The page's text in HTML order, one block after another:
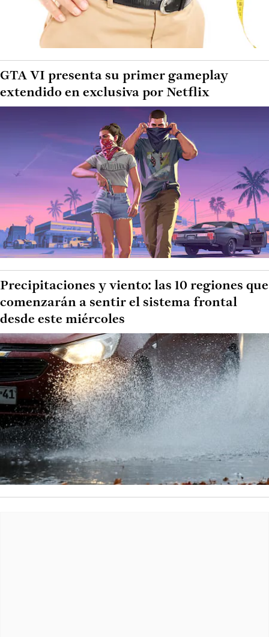
GTA VI presenta su primer gameplay
extendido en exclusiva por Netflix
Precipitaciones y viento: las 10 regiones que
comenzarán a sentir el sistema frontal
desde este miércoles